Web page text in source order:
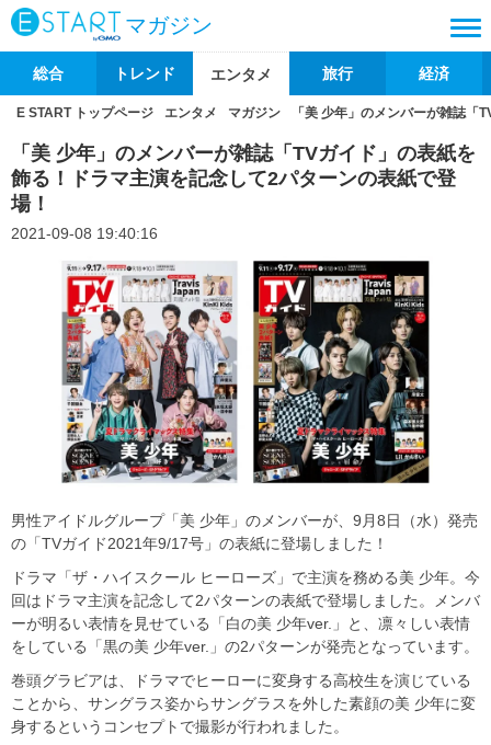
マガジン
総合 トレンド エンタメ 旅行 経済
E START トップページ エンタメ マガジン 「美 少年」のメンバーが雑誌
「美 少年」のメンバーが雑誌「TVガイド」の表紙を
飾る！ドラマ主演を記念して2パターンの表紙で登
場！
2021-09-08 19:40:16
男性アイドルグループ「美 少年」のメンバーが、9月8日（水）発売
の「TVガイド2021年9/17号」の表紙に登場しました！
ドラマ「ザ・ハイスクール ヒーローズ」で主演を務める美 少年。今
回はドラマ主演を記念して2パターンの表紙で登場しました。メンバ
ーが明るい表情を見せている「白の美 少年ver.」と、凛々しい表情
をしている「黒の美 少年ver.」の2パターンが発売となっています。
巻頭グラビアは、ドラマでヒーローに変身する高校生を演じている
ことから、サングラス姿からサングラスを外した素顔の美 少年に変
身するというコンセプトで撮影が行われました。